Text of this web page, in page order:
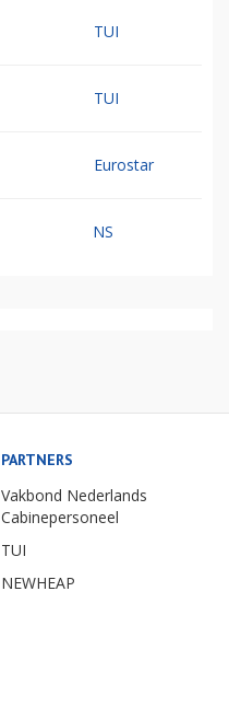
TUI
TUI
Eurostar
NS
PARTNERS
Vakbond Nederlands
Cabinepersoneel
TUI
NEWHEAP